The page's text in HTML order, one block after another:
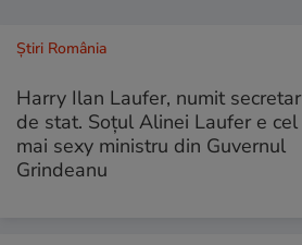
Știri România
Harry Ilan Laufer, numit secretar
de stat. Soțul Alinei Laufer e cel
mai sexy ministru din Guvernul
Grindeanu